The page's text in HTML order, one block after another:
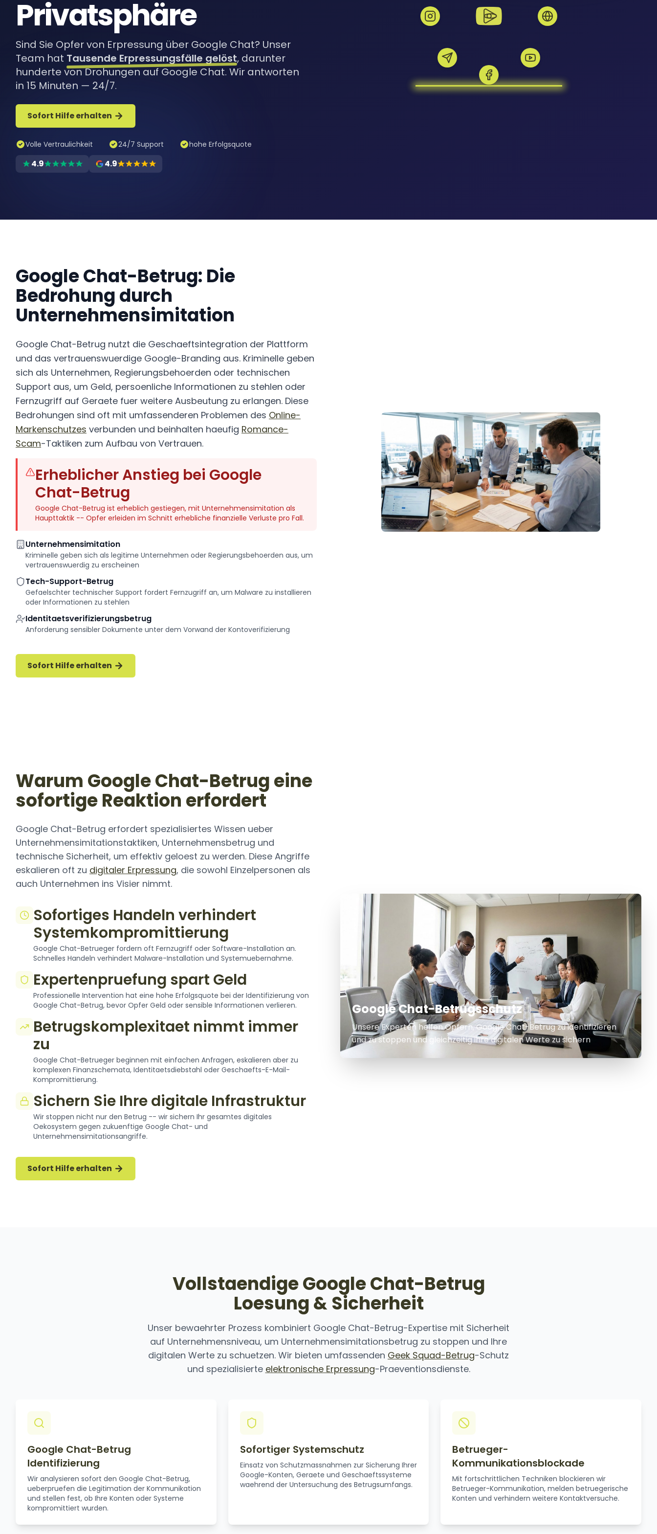
Privatsphäre
Sind Sie Opfer von Erpressung über Google Chat? Unser
Team hat Tausende Erpressungsfälle gelöst, darunter
hunderte von Drohungen auf Google Chat. Wir antworten
in 15 Minuten — 24/7.
Sofort Hilfe erhalten
Volle Vertraulichkeit 24/7 Support hohe Erfolgsquote
4.9 4.9
Google Chat-Betrug: Die
Bedrohung durch
Unternehmensimitation
Google Chat-Betrug nutzt die Geschaeftsintegration der Plattform
und das vertrauenswuerdige Google-Branding aus. Kriminelle geben
sich als Unternehmen, Regierungsbehoerden oder technischen
Support aus, um Geld, persoenliche Informationen zu stehlen oder
Fernzugriff auf Geraete fuer weitere Ausbeutung zu erlangen. Diese
Bedrohungen sind oft mit umfassenderen Problemen des Online-
Markenschutzes verbunden und beinhalten haeufig Romance-
Scam-Taktiken zum Aufbau von Vertrauen.
Erheblicher Anstieg bei Google
Chat-Betrug
Google Chat-Betrug ist erheblich gestiegen, mit Unternehmensimitation als
Haupttaktik -- Opfer erleiden im Schnitt erhebliche finanzielle Verluste pro Fall.
Unternehmensimitation
Kriminelle geben sich als legitime Unternehmen oder Regierungsbehoerden aus, um
vertrauenswuerdig zu erscheinen
Tech-Support-Betrug
Gefaelschter technischer Support fordert Fernzugriff an, um Malware zu installieren
oder Informationen zu stehlen
Identitaetsverifizierungsbetrug
Anforderung sensibler Dokumente unter dem Vorwand der Kontoverifizierung
Sofort Hilfe erhalten
Warum Google Chat-Betrug eine
sofortige Reaktion erfordert
Google Chat-Betrug erfordert spezialisiertes Wissen ueber
Unternehmensimitationstaktiken, Unternehmensbetrug und
technische Sicherheit, um effektiv geloest zu werden. Diese Angriffe
eskalieren oft zu digitaler Erpressung, die sowohl Einzelpersonen als
auch Unternehmen ins Visier nimmt.
Sofortiges Handeln verhindert
Systemkompromittierung
Google Chat-Betrueger fordern oft Fernzugriff oder Software-Installation an.
Schnelles Handeln verhindert Malware-Installation und Systemuebernahme.
Expertenpruefung spart Geld
Professionelle Intervention hat eine hohe Erfolgsquote bei der Identifizierung von
Google Chat-Betrug, bevor Opfer Geld oder sensible Informationen verlieren.
Betrugskomplexitaet nimmt immer
zu
Google Chat-Betrueger beginnen mit einfachen Anfragen, eskalieren aber zu
komplexen Finanzschemata, Identitaetsdiebstahl oder Geschaefts-E-Mail-
Kompromittierung.
Sichern Sie Ihre digitale Infrastruktur
Wir stoppen nicht nur den Betrug -- wir sichern Ihr gesamtes digitales
Oekosystem gegen zukuenftige Google Chat- und
Unternehmensimitationsangriffe.
Sofort Hilfe erhalten
Google Chat-Betrugsschutz
Unsere Experten helfen Opfern, Google Chat-Betrug zu identifizieren
und zu stoppen und gleichzeitig ihre digitalen Werte zu sichern
Vollstaendige Google Chat-Betrug
Loesung & Sicherheit
Unser bewaehrter Prozess kombiniert Google Chat-Betrug-Expertise mit Sicherheit
auf Unternehmensniveau, um Unternehmensimitationsbetrug zu stoppen und Ihre
digitalen Werte zu schuetzen. Wir bieten umfassenden Geek Squad-Betrug-Schutz
und spezialisierte elektronische Erpressung-Praeventionsdienste.
Google Chat-Betrug
Identifizierung
Wir analysieren sofort den Google Chat-Betrug,
ueberpruefen die Legitimation der Kommunikation
und stellen fest, ob Ihre Konten oder Systeme
kompromittiert wurden.
Sofortiger Systemschutz
Einsatz von Schutzmassnahmen zur Sicherung Ihrer
Google-Konten, Geraete und Geschaeftssysteme
waehrend der Untersuchung des Betrugsumfangs.
Betrueger-
Kommunikationsblockade
Mit fortschrittlichen Techniken blockieren wir
Betrueger-Kommunikation, melden betruegerische
Konten und verhindern weitere Kontaktversuche.